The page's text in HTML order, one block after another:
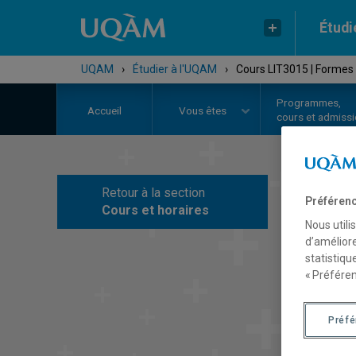
UQAM › Étudier à l'UQAM › Cours LIT3015 |
Accueil Vous êtes
Programmes,
cours et
Retour à la section
Cours et horaires
Nous
«